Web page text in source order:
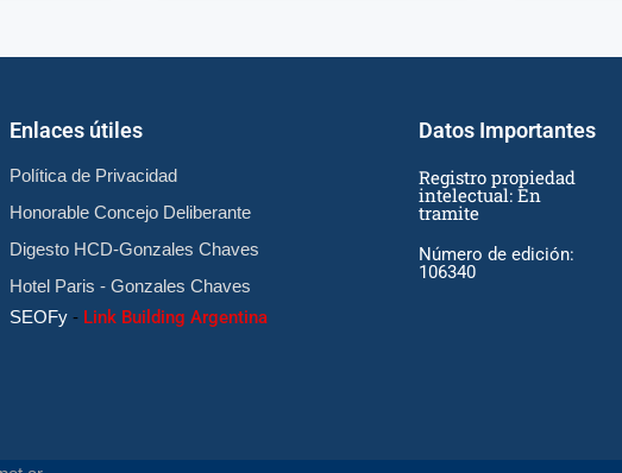
Enlaces útiles
Política de Privacidad
Honorable Concejo Deliberante
Digesto HCD-Gonzales Chaves
Hotel Paris - Gonzales Chaves
SEOFy- Link Building Argentina
Datos Importantes
Registro propiedad
intelectual: En
tramite
Número de edición:
106340